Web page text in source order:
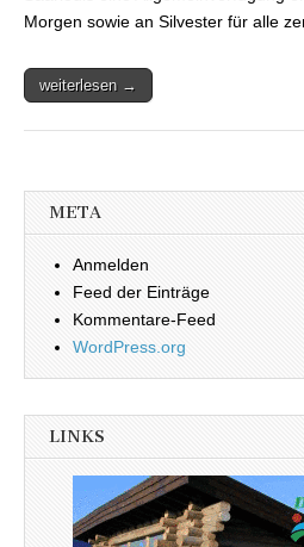
Morgen sowie an Silvester für alle
weiterlesen →
META
Anmelden
Feed der Einträge
Kommentare-Feed
WordPress.org
LINKS